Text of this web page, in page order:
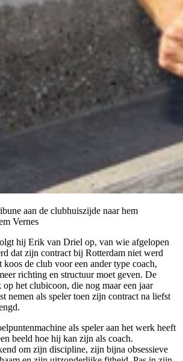
aan de clubhuiszijde naar hem
Vernes
hij Erik van Driel op, van wie afgelopen
dat zijn contract bij Rotterdam niet werd
de club voor een ander type coach,
richting en structuur moet geven. De
het clubicoon, die nog maar een jaar
nemen als speler toen zijn contract na liefst
als speler aan het werk heeft
beeld hoe hij kan zijn als coach.
om zijn discipline, zijn bijna obsessieve